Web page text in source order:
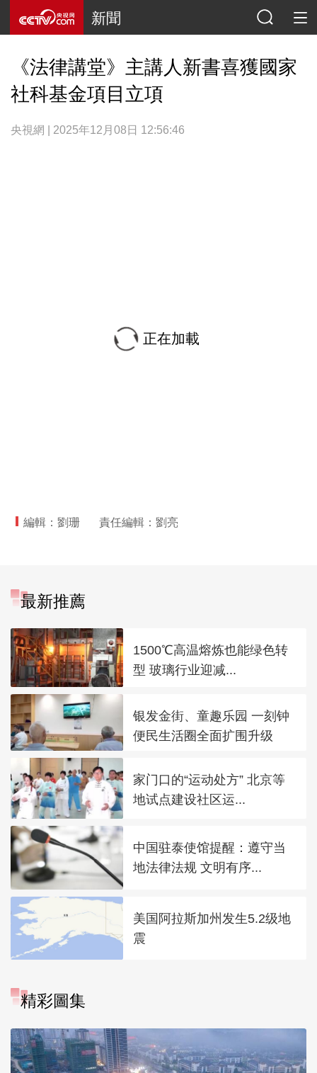
新聞
《法律講堂》主講人新書喜獲國家
社科基金項目立項
央視網 | 2025年12月08日 12:56:46
正在加載
編輯：劉珊 責任編輯：劉亮
最新推薦
1500℃高温熔炼也能绿色转
型 玻璃行业迎减...
银发金街、童趣乐园 一刻钟
便民生活圈全面扩围升级
家门口的“运动处方” 北京等
地试点建设社区运...
中国驻泰使馆提醒：遵守当
地法律法规 文明有序...
美国阿拉斯加州发生5.2级地
震
精彩圖集